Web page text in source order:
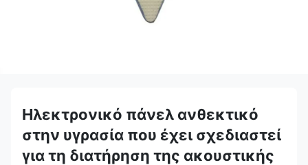
Ηλεκτρονικό πάνελ ανθεκτικό
στην υγρασία που έχει σχεδιαστεί
για τη διατήρηση της ακουστικής